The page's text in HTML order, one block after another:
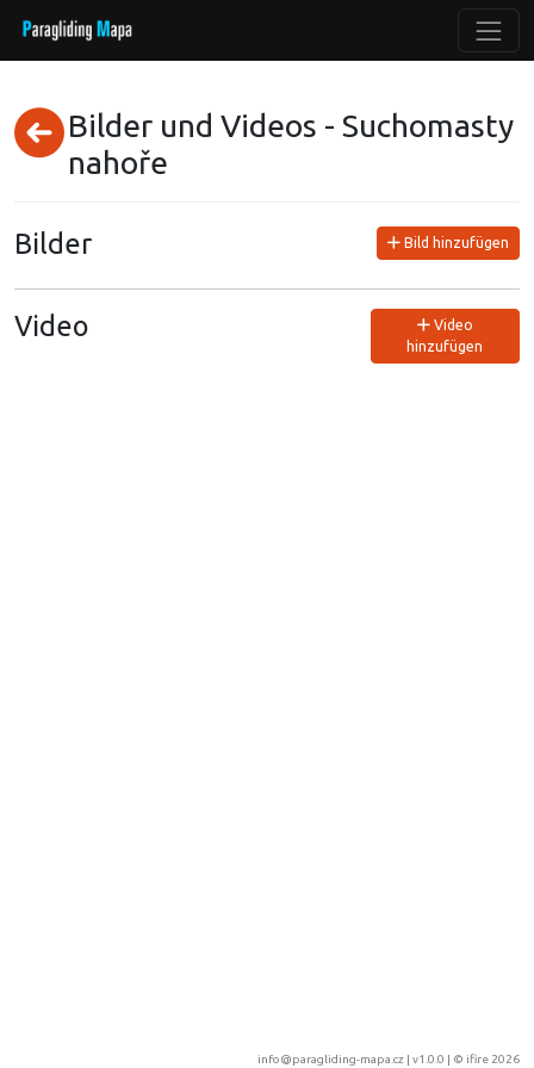
Bilder und Videos - Suchomasty
nahoře
Bilder Bild hinzufügen
Video
Video
hinzufügen
info@paragliding-mapa.cz | v1.0.0 | © ifire 2026